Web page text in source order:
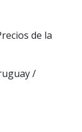
de la
/